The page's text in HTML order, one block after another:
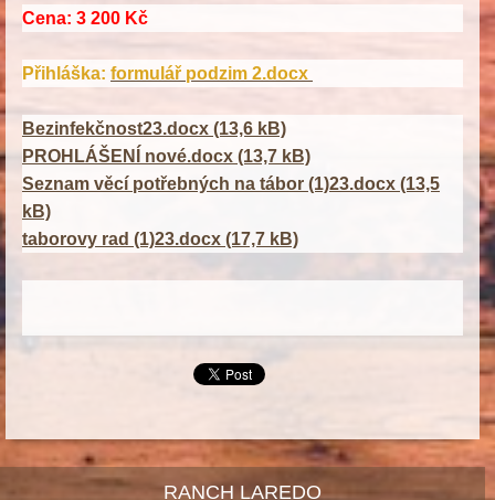
Cena: 3 200 Kč
Přihláška: formulář podzim 2.docx
Bezinfekčnost23.docx (13,6 kB)
PROHLÁŠENÍ nové.docx (13,7 kB)
Seznam věcí potřebných na tábor (1)23.docx (13,5
kB)
taborovy rad (1)23.docx (17,7 kB)
RANCH LAREDO